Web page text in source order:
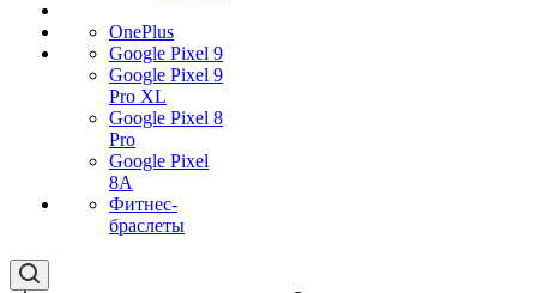
OnePlus
Google Pixel 9
Google Pixel 9
Pro XL
Google Pixel 8
Pro
Google Pixel
8A
Фитнес-
браслеты